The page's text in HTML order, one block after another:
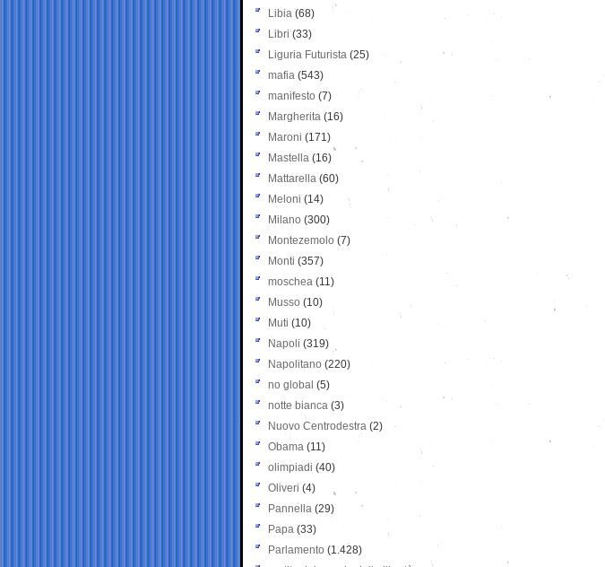
Libia (68)
Libri (33)
Liguria Futurista (25)
mafia (543)
manifesto (7)
Margherita (16)
Maroni (171)
Mastella (16)
Mattarella (60)
Meloni (14)
Milano (300)
Montezemolo (7)
Monti (357)
moschea (11)
Musso (10)
Muti (10)
Napoli (319)
Napolitano (220)
no global (5)
notte bianca (3)
Nuovo Centrodestra (2)
Obama (11)
olimpiadi (40)
Oliveri (4)
Pannella (29)
Papa (33)
Parlamento (1.428)